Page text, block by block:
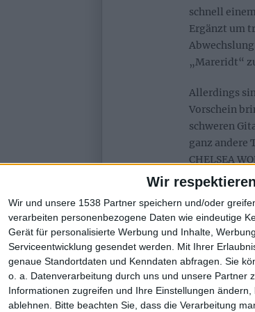
Wir
Wir und unsere 1538 Partner speichern und/oder
verarbeiten personenbezogene Daten wie eindeutige
Gerät für personalisierte Werbung und Inhalte,
Serviceentwicklung gesendet werden.
Mit Ihrer
genaue Standortdaten und Kenndaten abfragen. Sie
o. a. Datenverarbeitung durch uns und unsere Partner
Informationen zugreifen und Ihre Einstellungen
ablehnen.
Bitte beachten Sie, dass die Verarbeitung
schnell
Ergänzt um
„Mareridt“
Allerdings
Vorschein
schweren
ganz andere
CHELSEA
darf sich der
begeben.
Folk-
Material
gebotenen
Faden
die
letzten
8/10
Xandria
Eclipse